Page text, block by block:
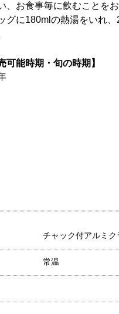
、お食事毎に飲むことを
グに180mlの熱湯をいれ
可能時期・旬の時期】
チャック付アルミク
常温